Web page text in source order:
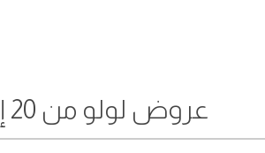
عروض لولو من 20 إلى 26 مايو 2026